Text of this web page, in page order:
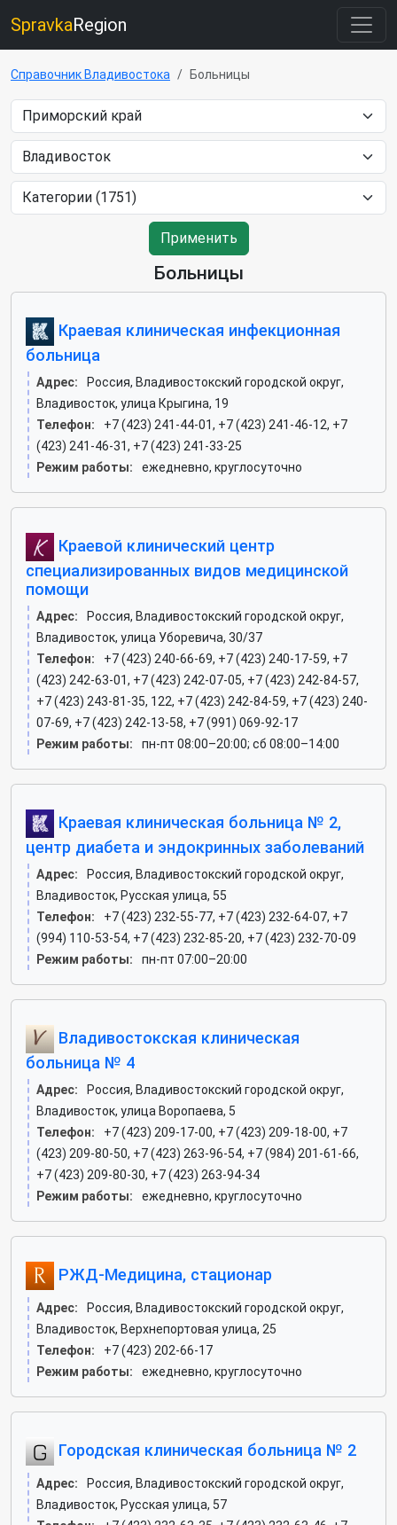
SpravkaRegion
Справочник Владивостока Больницы
Применить
Больницы
Краевая клиническая инфекционная
больница
Адрес:
Россия, Владивостокский городской округ,
Владивосток, улица Крыгина, 19
Телефон:
+7 (423) 241-44-01, +7 (423) 241-46-12, +7
(423) 241-46-31, +7 (423) 241-33-25
Режим работы:
ежедневно, круглосуточно
Краевой клинический центр
специализированных видов медицинской
помощи
Адрес:
Россия, Владивостокский городской округ,
Владивосток, улица Уборевича, 30/37
Телефон:
+7 (423) 240-66-69, +7 (423) 240-17-59, +7
(423) 242-63-01, +7 (423) 242-07-05, +7 (423) 242-84-57,
+7 (423) 243-81-35, 122, +7 (423) 242-84-59, +7 (423) 240-
07-69, +7 (423) 242-13-58, +7 (991) 069-92-17
Режим работы:
пн-пт 08:00–20:00; сб 08:00–14:00
Краевая клиническая больница № 2,
центр диабета и эндокринных заболеваний
Адрес:
Россия, Владивостокский городской округ,
Владивосток, Русская улица, 55
Телефон:
+7 (423) 232-55-77, +7 (423) 232-64-07, +7
(994) 110-53-54, +7 (423) 232-85-20, +7 (423) 232-70-09
Режим работы:
пн-пт 07:00–20:00
Владивостокская клиническая
больница № 4
Адрес:
Россия, Владивостокский городской округ,
Владивосток, улица Воропаева, 5
Телефон:
+7 (423) 209-17-00, +7 (423) 209-18-00, +7
(423) 209-80-50, +7 (423) 263-96-54, +7 (984) 201-61-66,
+7 (423) 209-80-30, +7 (423) 263-94-34
Режим работы:
ежедневно, круглосуточно
РЖД-Медицина, стационар
Адрес:
Россия, Владивостокский городской округ,
Владивосток, Верхнепортовая улица, 25
Телефон:
+7 (423) 202-66-17
Режим работы:
ежедневно, круглосуточно
Городская клиническая больница № 2
Адрес:
Россия, Владивостокский городской округ,
Владивосток, Русская улица, 57